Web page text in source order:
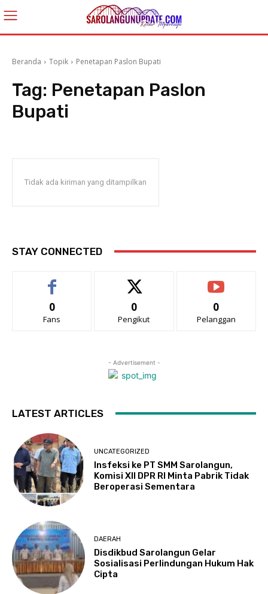
Beranda Topik Penetapan Paslon Bupati
Tag: Penetapan Paslon
Bupati
Tidak ada kiriman yang ditampilkan
STAY CONNECTED
0
Fans
0
Pengikut
0
Pelanggan
- Advertisement -
LATEST ARTICLES
UNCATEGORIZED
Insfeksi ke PT SMM Sarolangun,
Komisi XII DPR RI Minta Pabrik Tidak
Beroperasi Sementara
DAERAH
Disdikbud Sarolangun Gelar
Sosialisasi Perlindungan Hukum Hak
Cipta